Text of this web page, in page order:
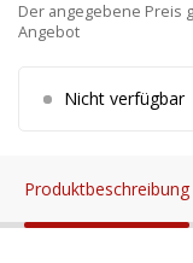
Der angegebene Preis
Angebot
Nicht verfügbar
Produktbeschreibung